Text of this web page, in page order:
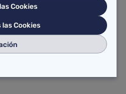
sus tratamientos,
a su vez, desmitificar
a los pacientes y la
Cookies
Cookies